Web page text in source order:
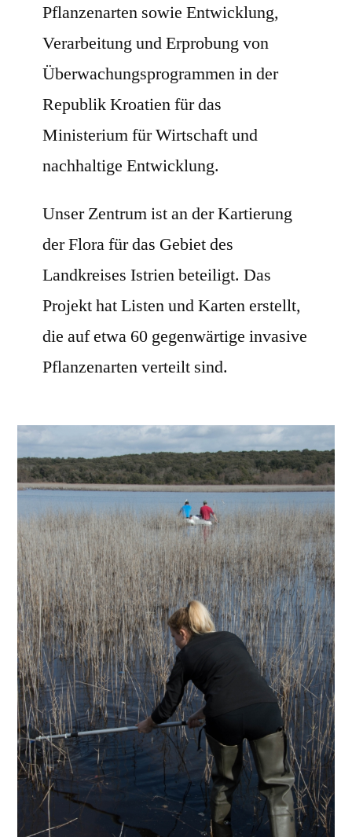
Pflanzenarten sowie Entwicklung,
Verarbeitung und Erprobung von
Überwachungsprogrammen in der
Republik Kroatien für das
Ministerium für Wirtschaft und
nachhaltige Entwicklung.
Unser Zentrum ist an der Kartierung
der Flora für das Gebiet des
Landkreises Istrien beteiligt. Das
Projekt hat Listen und Karten erstellt,
die auf etwa 60 gegenwärtige invasive
Pflanzenarten verteilt sind.